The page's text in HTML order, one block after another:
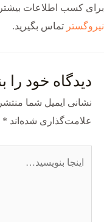
برای کسب اطلاعات بیشتر
نیروگستر تماس بگیرید.
دیدگاه‌ خود را
نشانی ایمیل شما
علامت‌گذاری شده‌اند *
بنویسید…